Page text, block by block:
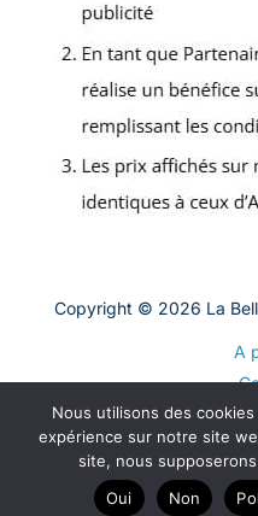
Copyright © 2026 La
A
Politique
Nous utilisons des
expérience sur notre site
site, nous
Oui
Non